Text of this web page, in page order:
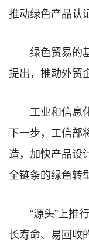
推动绿色产品认
绿色贸易的
提出，推动外贸
工业和信息
下一步，工信部
造，加快产品设
全链条的绿色转
“源头”上推
长寿命、易回收